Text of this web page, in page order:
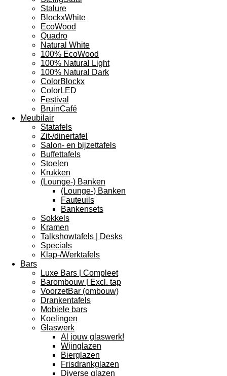
Stalure
BlockxWhite
EcoWood
Quadro
Natural White
100% EcoWood
100% Natural Light
100% Natural Dark
ColorBlockx
ColorLED
Festival
BruinCafé
Meubilair
Statafels
Zit-/dinertafel
Salon- en bijzettafels
Buffettafels
Stoelen
Krukken
(Lounge-) Banken
(Lounge-) Banken
Fauteuils
Bankensets
Sokkels
Kramen
Talkshowtafels | Desks
Specials
Klap-/Werktafels
Bars
Luxe Bars | Compleet
Barombouw | Excl. tap
VoorzetBar (ombouw)
Drankentafels
Mobiele bars
Koelingen
Glaswerk
Al jouw glaswerk!
Wijnglazen
Bierglazen
Frisdrankglazen
Diverse glazen